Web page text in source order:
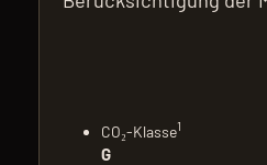
CO₂-Klasse1
G